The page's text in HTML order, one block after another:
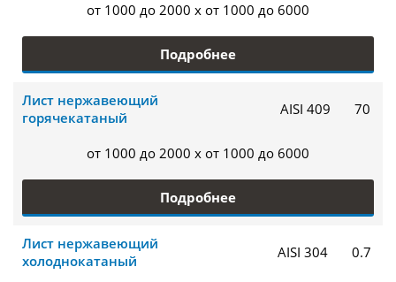
от 1000 до 2000 x от 1000 до 6000
Подробнее
Лист нержавеющий
горячекатаный
AISI 409 70
от 1000 до 2000 x от 1000 до 6000
Подробнее
Лист нержавеющий
холоднокатаный
AISI 304 0.7